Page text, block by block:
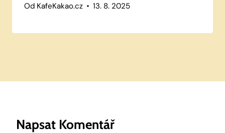
Od KafeKakao.cz 13. 8. 2025
Napsat Komentář